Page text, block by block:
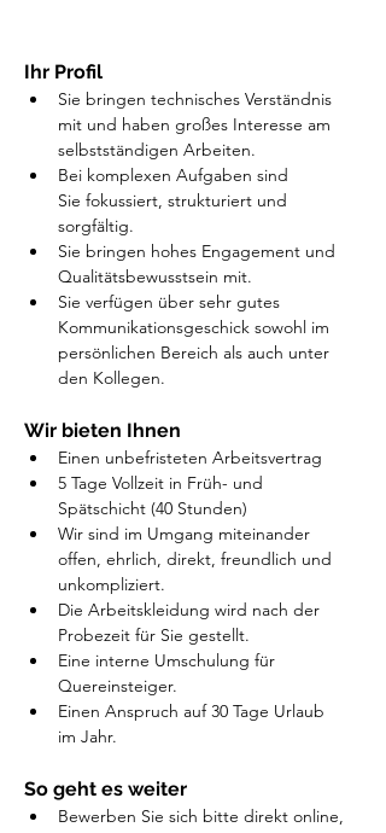
Ihr Profil
Sie bringen technisches Verständnis
mit und haben großes Interesse am
selbstständigen Arbeiten.
Bei komplexen Aufgaben sind
Sie fokussiert, strukturiert und
sorgfältig.
Sie bringen hohes Engagement und
Qualitätsbewusstsein mit.
Sie verfügen über sehr gutes
Kommunikationsgeschick sowohl im
persönlichen Bereich als auch unter
den Kollegen.
Wir bieten Ihnen
Einen unbefristeten Arbeitsvertrag
5 Tage Vollzeit in Früh- und
Spätschicht (40 Stunden)
Wir sind im Umgang miteinander
offen, ehrlich, direkt, freundlich und
unkompliziert.
Die Arbeitskleidung wird nach der
Probezeit für Sie gestellt.
Eine interne Umschulung für
Quereinsteiger.
Einen Anspruch auf 30 Tage Urlaub
im Jahr.
So geht es weiter
Bewerben Sie sich bitte direkt online,